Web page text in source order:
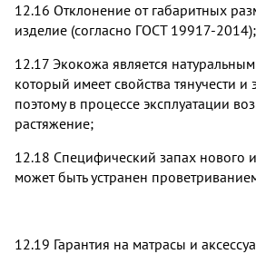
12.16 Отклонение от габаритных
изделие (согласно ГОСТ 19917-2014);
12.17 Экокожа является
который имеет свойства тянучести и
поэтому в процессе эксплуатации
растяжение;
12.18 Специфический запах нового
может быть устранен
12.19 Гарантия на матрасы и